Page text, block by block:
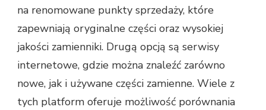
na renomowane punkty sprzedaży, które
zapewniają oryginalne części oraz wysokiej
jakości zamienniki. Drugą opcją są serwisy
internetowe, gdzie można znaleźć zarówno
nowe, jak i używane części zamienne. Wiele z
tych platform oferuje możliwość porównania